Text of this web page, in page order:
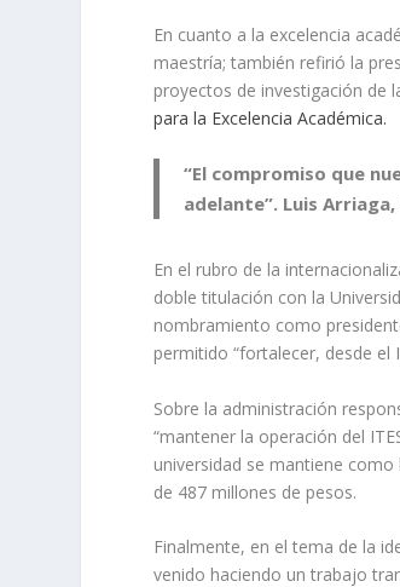
En cuanto a la excelencia
maestría; también refirió la
proyectos de investigación de
para la Excelencia Académica.
“El compromiso que
adelante”. Luis Arriaga,
En el rubro de la
doble titulación con la
nombramiento como
permitido “fortalecer, desde el
Sobre la administración
“mantener la operación del
universidad se mantiene
de 487 millones de pesos.
Finalmente, en el tema de la
venido haciendo un trabajo